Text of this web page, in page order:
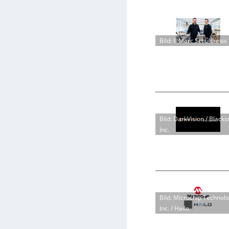
Bild: ©Marc Schultheiss
Bild: DarkVision /
Inc.
Bild: Microchip
Inc. / Hailo